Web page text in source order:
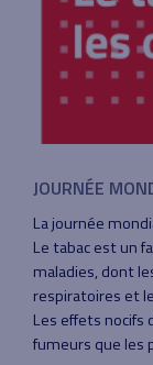
JOURNÉE
La journée
Le tabac est un
maladies, dont
respiratoires et
Les effets nocifs
fumeurs que les